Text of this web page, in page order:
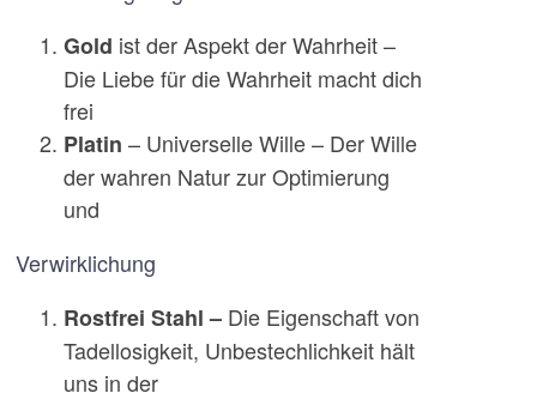
Gold ist der Aspekt der Wahrheit –
Die Liebe für die Wahrheit macht dich
frei
Platin – Universelle Wille – Der Wille
der wahren Natur zur Optimierung
und
Verwirklichung
Rostfrei Stahl – Die Eigenschaft von
Tadellosigkeit, Unbestechlichkeit hält
uns in der